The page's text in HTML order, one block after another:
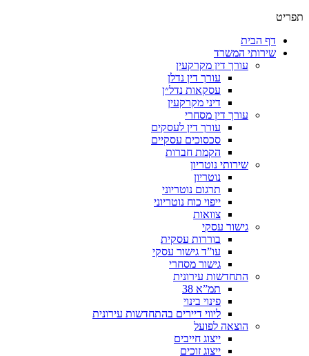
תפריט
דף הבית
שירותי המשרד
עורך דין מקרקעין
עורך דין נדלן
עסקאות נדל״ן
דיני מקרקעין
עורך דין מסחרי
עורך דין לעסקים
סכסוכים עסקיים
הקמת חברות
שירותי נוטריון
נוטריון
תרגום נוטריוני
ייפוי כוח נוטריוני
צוואות
גישור עסקי
בוררות עסקית
עו”ד גישור עסקי
גישור מסחרי
התחדשות עירונית
תמ”א 38
פינוי בינוי
ליווי דיירים בהתחדשות עירונית
הוצאה לפועל
ייצוג חייבים
ייצוג זוכים